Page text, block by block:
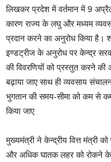
लिखकर प्रदेश में वर्तमान में 9
कारण राज्य के लघु और मध्यम
प्रदान करने का अनुरोध किया है।
इण्डट्रीज के अनुरोध पर केन्द्र
की विवरणियों को प्रस्तुत करने की
बढ़ाया जाए साथ ही व्यवसाय
भुगतान की समय-सीमा को कम से
किया जाए
मुख्यमंत्री ने केन्द्रीय वित्त मंत्री
और अधिक घातक लहर को रोकने के